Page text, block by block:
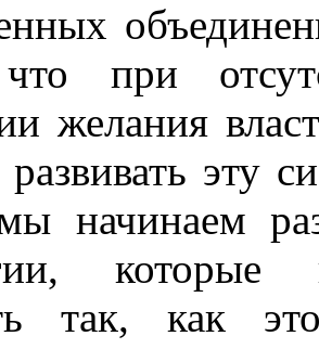
при
желания
эту
начинаем
так, как